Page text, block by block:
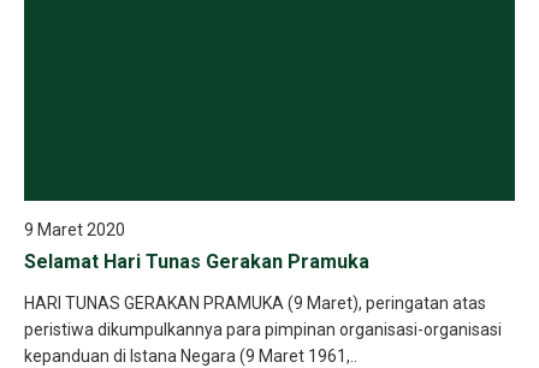
9 Maret 2020
Selamat Hari Tunas Gerakan Pramuka
HARI TUNAS GERAKAN PRAMUKA (9 Maret), peringatan atas
peristiwa dikumpulkannya para pimpinan organisasi-organisasi
kepanduan di Istana Negara (9 Maret 1961,..